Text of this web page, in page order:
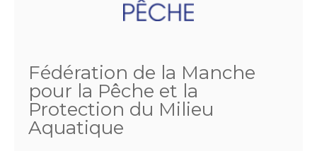
Fédération de la Manche
pour la Pêche et la
Protection du Milieu
Aquatique